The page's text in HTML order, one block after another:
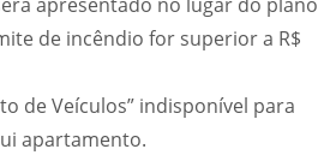
de incêndio for superior a R$
de Veículos” indisponível para
apartamento.